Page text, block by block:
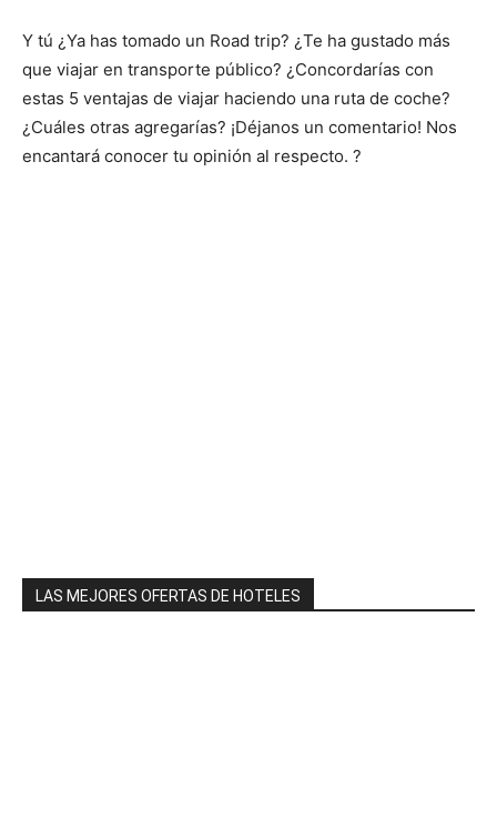
Y tú ¿Ya has tomado un Road trip? ¿Te ha gustado más
que viajar en transporte público? ¿Concordarías con
estas 5 ventajas de viajar haciendo una ruta de coche?
¿Cuáles otras agregarías? ¡Déjanos un comentario! Nos
encantará conocer tu opinión al respecto. ?
LAS MEJORES OFERTAS DE HOTELES